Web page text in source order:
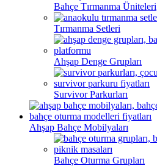
Bahçe Tırmanma Üniteleri
Tırmanma Setleri
Ahşap Denge Grupları
Survivor Parkurları
Ahşap Bahçe Mobilyaları
Bahçe Oturma Grupları